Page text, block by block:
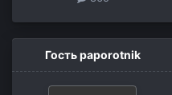
Гость paporotnik